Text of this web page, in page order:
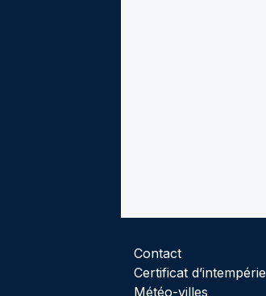
Contact
Certificat d’intempérie
Météo-villes